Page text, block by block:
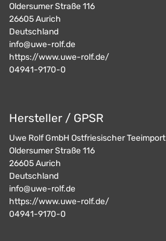
Oldersumer Straße 116
26605Aurich
Deutschland
info@uwe-rolf.de
https://www.uwe-rolf.de/
04941-9170-0
Hersteller / GPSR
Uwe Rolf GmbH Ostfriesischer Teeimport
Oldersumer Straße 116
26605Aurich
Deutschland
info@uwe-rolf.de
https://www.uwe-rolf.de/
04941-9170-0